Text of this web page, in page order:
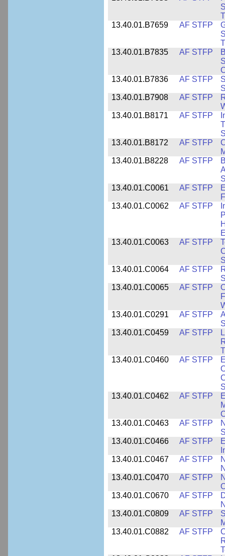
13.40.01.B7659
AF STFP
13.40.01.B7835
AF STFP
13.40.01.B7836
AF STFP
13.40.01.B7908
AF STFP
13.40.01.B8171
AF STFP
13.40.01.B8172
AF STFP
13.40.01.B8228
AF STFP
13.40.01.C0061
AF STFP
13.40.01.C0062
AF STFP
13.40.01.C0063
AF STFP
13.40.01.C0064
AF STFP
13.40.01.C0065
AF STFP
13.40.01.C0291
AF STFP
13.40.01.C0459
AF STFP
13.40.01.C0460
AF STFP
13.40.01.C0462
AF STFP
13.40.01.C0463
AF STFP
13.40.01.C0466
AF STFP
13.40.01.C0467
AF STFP
13.40.01.C0470
AF STFP
13.40.01.C0670
AF STFP
13.40.01.C0809
AF STFP
13.40.01.C0882
AF STFP